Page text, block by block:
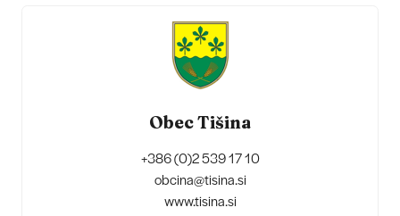
Obec Tišina
+386 (0)2 539 17 10
obcina@tisina.si
www.tisina.si